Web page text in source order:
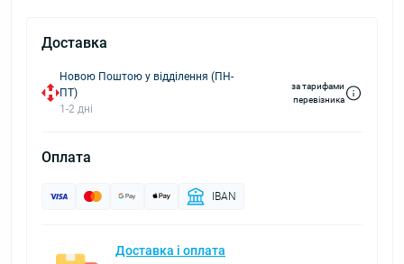
Доставка
Новою Поштою у відділення (ПН-
ПТ)
1-2 дні
за тарифами
перевізника
Оплата
IBAN
Доставка і оплата